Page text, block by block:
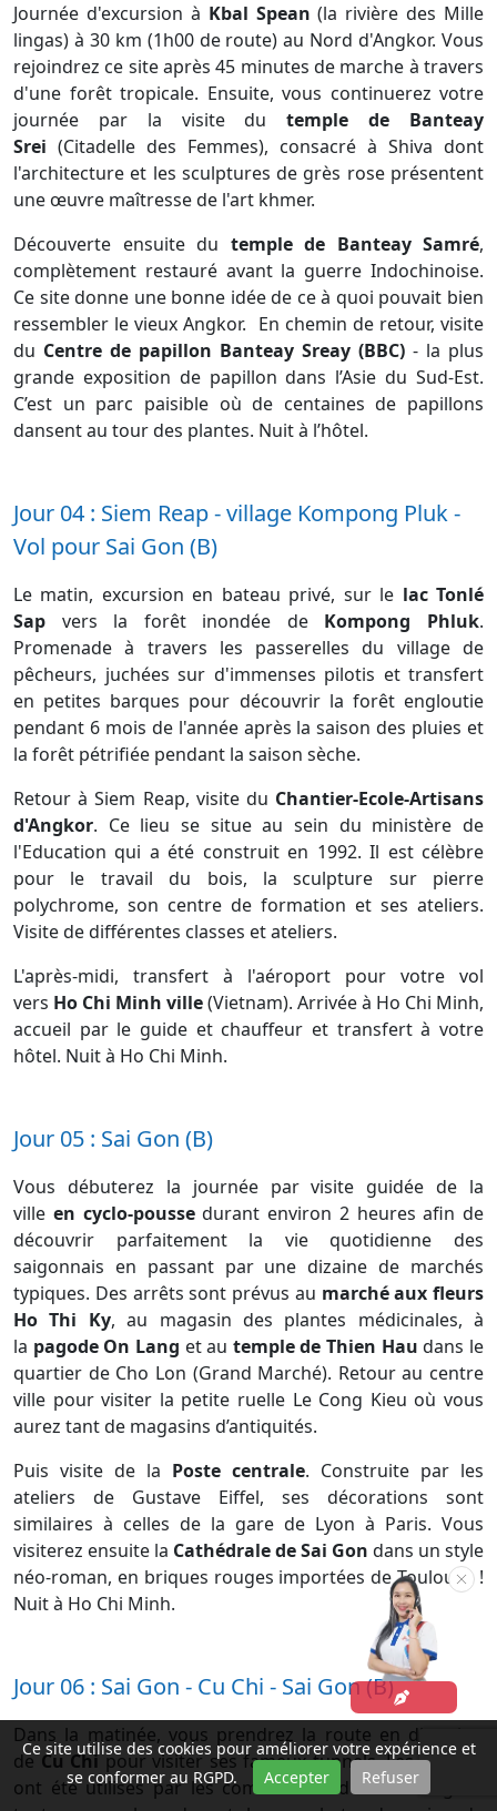
Journée d'excursion à Kbal Spean (la rivière des Mille
lingas) à 30 km (1h00 de route) au Nord d'Angkor. Vous
rejoindrez ce site après 45 minutes de marche à travers
d'une forêt tropicale. Ensuite, vous continuerez votre
journée par la visite dutemple de Banteay
Srei (Citadelle des Femmes), consacré à Shiva dont
l'architecture et les sculptures de grès rose présentent
une œuvre maîtresse de l'art khmer.
Découverte ensuite du temple de Banteay Samré,
complètement restauré avant la guerre Indochinoise.
Ce site donne une bonne idée de ce à quoi pouvait bien
ressembler le vieux Angkor. En chemin de retour, visite
du Centre de papillon Banteay Sreay (BBC) - la plus
grande exposition de papillon dans l’Asie du Sud-Est.
C’est un parc paisible où de centaines de papillons
dansent au tour des plantes. Nuit à l’hôtel.
Jour 04 : Siem Reap - village Kompong Pluk -
Vol pour Sai Gon (B)
Le matin, excursion en bateau privé, sur le lac Tonlé
Sap vers la forêt inondée de Kompong Phluk.
Promenade à travers les passerelles du village de
pêcheurs, juchées sur d'immenses pilotis et transfert
en petites barques pour découvrir la forêt engloutie
pendant 6 mois de l'année après la saison des pluies et
la forêt pétrifiée pendant la saison sèche.
Retour à Siem Reap, visite du Chantier-Ecole-Artisans
d'Angkor. Ce lieu se situe au sein du ministère de
l'Education qui a été construit en 1992. Il est célèbre
pour le travail du bois, la sculpture sur pierre
polychrome, son centre de formation et ses ateliers.
Visite de différentes classes et ateliers.
L'après-midi, transfert à l'aéroport pour votre vol
vers Ho Chi Minh ville(Vietnam). Arrivée à Ho Chi Minh,
accueil par le guide et chauffeur et transfert à votre
hôtel. Nuit à Ho Chi Minh.
Jour 05 : Sai Gon (B)
Vous débuterez la journée par visite guidée de la
ville en cyclo-poussedurant environ 2 heures afin de
découvrir parfaitement la vie quotidienne des
saigonnais en passant par une dizaine de marchés
typiques. Des arrêts sont prévus au marché aux fleurs
Ho Thi Ky, au magasin des plantes médicinales, à
la pagode On Lang et au temple de Thien Hau dans le
quartier de Cho Lon (Grand Marché). Retour au centre
ville pour visiter la petite ruelle Le Cong Kieu où vous
aurez tant de magasins d’antiquités.
Puis visite de la Poste centrale. Construite par les
ateliers de Gustave Eiffel, ses décorations sont
similaires à celles de la gare de Lyon à Paris. Vous
visiterez ensuite la Cathédrale de Sai Gon dans un style
néo-roman, en briques rouges importées de Toulouse !
Nuit à Ho Chi Minh.
Jour 06 : Sai Gon - Cu Chi - Sai Gon (B)
Dans la matinée, vous prendrez la route en direction
deCu Chipour visiter ses fameux tunnels. Les tunnels
ont été utilisés par les combattants du Viet Cong en
Ce site utilise des cookies pour améliorer votre expérience et
se conformer au RGPD.
Accepter Refuser